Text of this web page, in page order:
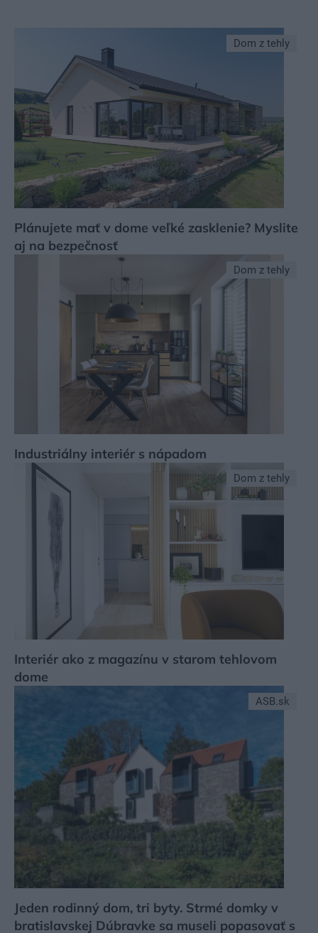
Dom z tehly
Plánujete mať v dome veľké zasklenie? Myslite
aj na bezpečnosť
Dom z tehly
Industriálny interiér s nápadom
Dom z tehly
Interiér ako z magazínu v starom tehlovom
dome
ASB.sk
Jeden rodinný dom, tri byty. Strmé domky v
bratislavskej Dúbravke sa museli popasovať s